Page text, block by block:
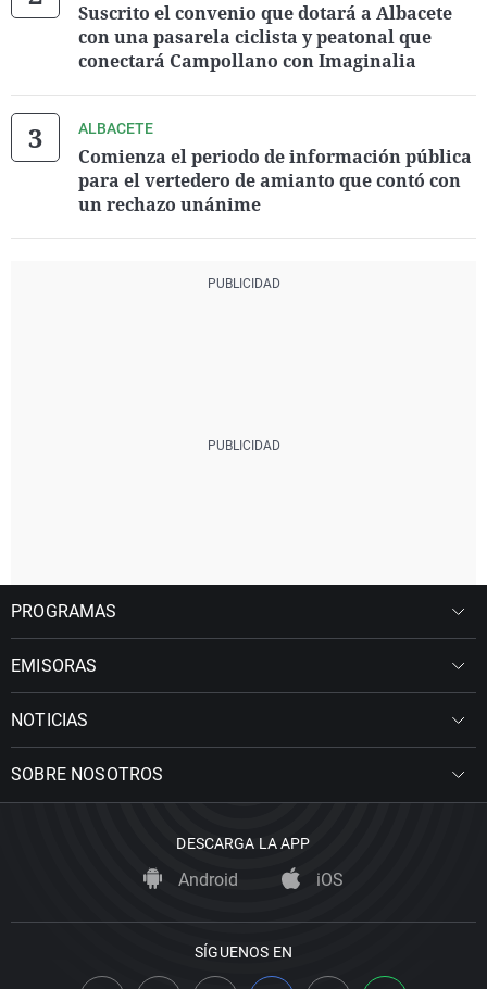
Suscrito el convenio que dotará a Albacete
con una pasarela ciclista y peatonal que
conectará Campollano con Imaginalia
ALBACETE
Comienza el periodo de información pública
para el vertedero de amianto que contó con
un rechazo unánime
PROGRAMAS
EMISORAS
NOTICIAS
SOBRE NOSOTROS
DESCARGA LA APP
Android iOS
SÍGUENOS EN